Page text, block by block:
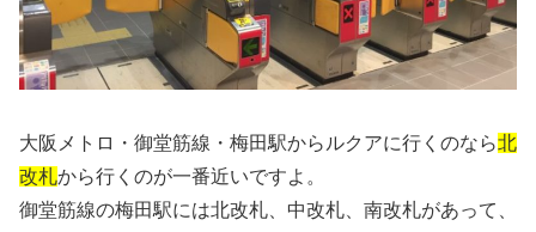
大阪メトロ・御堂筋線・梅田駅からルクアに行くのなら北
改札から行くのが一番近いですよ。
御堂筋線の梅田駅には北改札、中改札、南改札があって、